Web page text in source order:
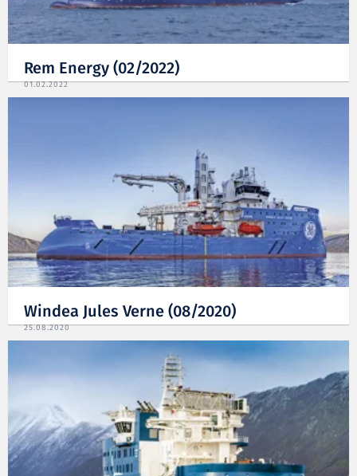
Rem Energy (02/2022)
01.02.2022
Windea Jules Verne (08/2020)
25.08.2020